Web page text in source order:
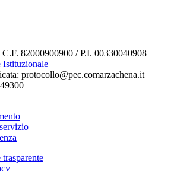
82000900900 / P.I. 00330040908
protocollo@pec.comarzachena.it